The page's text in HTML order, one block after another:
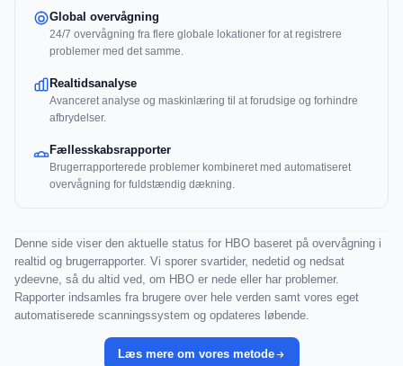
Global overvågning
24/7 overvågning fra flere globale lokationer for at registrere
problemer med det samme.
Realtidsanalyse
Avanceret analyse og maskinlæring til at forudsige og forhindre
afbrydelser.
Fællesskabsrapporter
Brugerrapporterede problemer kombineret med automatiseret
overvågning for fuldstændig dækning.
Denne side viser den aktuelle status for HBO baseret på overvågning i
realtid og brugerrapporter. Vi sporer svartider, nedetid og nedsat
ydeevne, så du altid ved, om HBO er nede eller har problemer.
Rapporter indsamles fra brugere over hele verden samt vores eget
automatiserede scanningssystem og opdateres løbende.
Læs mere om vores metode